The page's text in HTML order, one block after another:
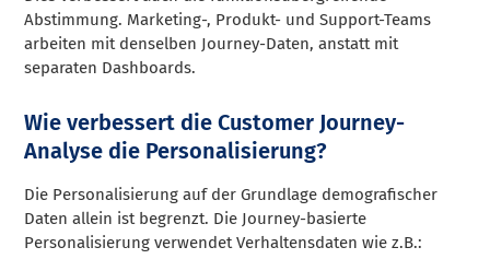
Abstimmung. Marketing-, Produkt- und Support-Teams
arbeiten mit denselben Journey-Daten, anstatt mit
separaten Dashboards.
Wie verbessert die Customer Journey-
Analyse die Personalisierung?
Die Personalisierung auf der Grundlage demografischer
Daten allein ist begrenzt. Die Journey-basierte
Personalisierung verwendet Verhaltensdaten wie z.B.: